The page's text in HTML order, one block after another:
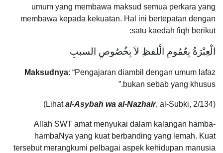
umum yang membawa maksud semua perkara yang
membawa kepada kekuatan. Hal ini bertepatan dengan
satu kaedah fiqh berikut:
الْعِبْرَةُ بِعُمُومِ الْلفظِ لاَ بِخُصُوصِ السببِ
Maksudnya: “Pengajaran diambil dengan umum lafaz
bukan sebab yang khusus.”
(Lihat
al-Asybah wa al-Nazhair, al-Subki, 2/134)
Allah SWT amat menyukai dalam kalangan hamba-
hambaNya yang kuat berbanding yang lemah. Kuat
tersebut merangkumi pelbagai aspek kehidupan manusia